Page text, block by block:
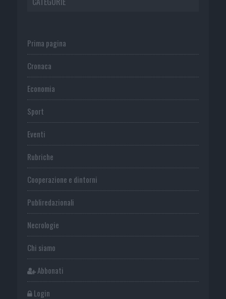
Prima pagina
Cronaca
Economia
Sport
Eventi
Rubriche
Cooperazione e dintorni
Publiredazionali
Necrologie
Chi siamo
Abbonati
Login